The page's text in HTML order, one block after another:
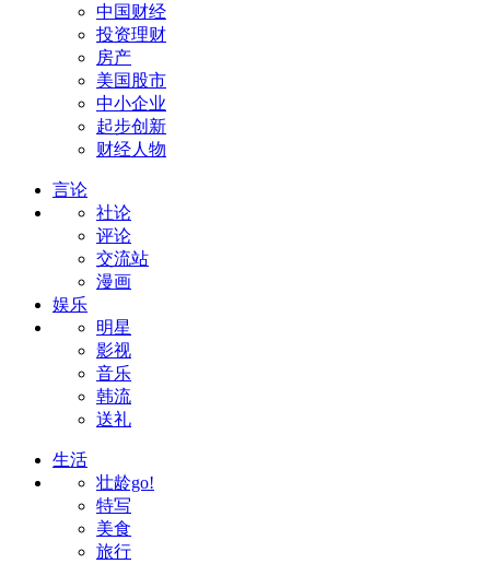
中国财经
投资理财
房产
美国股市
中小企业
起步创新
财经人物
言论
社论
评论
交流站
漫画
娱乐
明星
影视
音乐
韩流
送礼
生活
壮龄go!
特写
美食
旅行